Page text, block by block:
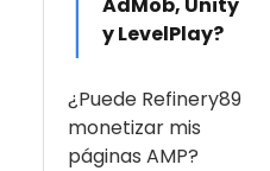
y LevelPlay?
¿Puede Refinery89
monetizar mis
páginas AMP?